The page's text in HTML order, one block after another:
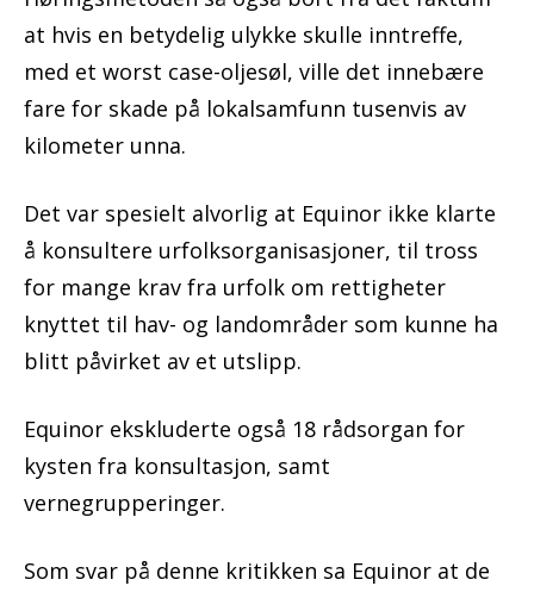
at hvis en betydelig ulykke skulle inntreffe,
med et worst case-oljesøl, ville det innebære
fare for skade på lokalsamfunn tusenvis av
kilometer unna.
Det var spesielt alvorlig at Equinor ikke klarte
å konsultere urfolksorganisasjoner, til tross
for mange krav fra urfolk om rettigheter
knyttet til hav- og landområder som kunne ha
blitt påvirket av et utslipp.
Equinor ekskluderte også 18 rådsorgan for
kysten fra konsultasjon, samt
vernegrupperinger.
Som svar på denne kritikken sa Equinor at de